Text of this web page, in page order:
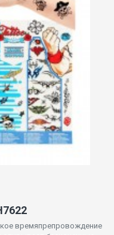
времяпрепровождение